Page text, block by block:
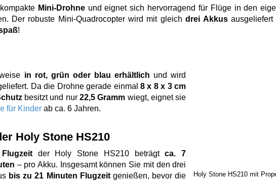
Mini-Drohneund eignet sich hervorragend für Flüge in den
Der robuste Mini-Quadrocopter wird mit gleichdrei Akkusausgeliefert
!
Holy Stone HS210 mit
in rot, grün oder blau erhältlich und wird
Da die Drohne gerade einmal 8 x 8 x 3 cm
besitzt und nur22,5 Gramm wiegt, eignet sie
für Kinder ab ca. 6 Jahren.
Holy Stone HS210
Flugzeitder Holy Stone HS210 beträgtca. 7
– pro Akku. Insgesamt können Sie mit den drei
bis zu 21 Minuten Flugzeitgenießen, bevor die